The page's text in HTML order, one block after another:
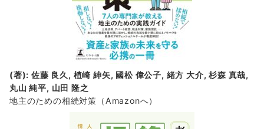
(著): 佐藤 良久, 植崎 紳矢, 國松 偉公子, 緒方 大介, 杉森 真哉,
丸山 純平, 山田 隆之
地主のための相続対策 （Amazonへ）